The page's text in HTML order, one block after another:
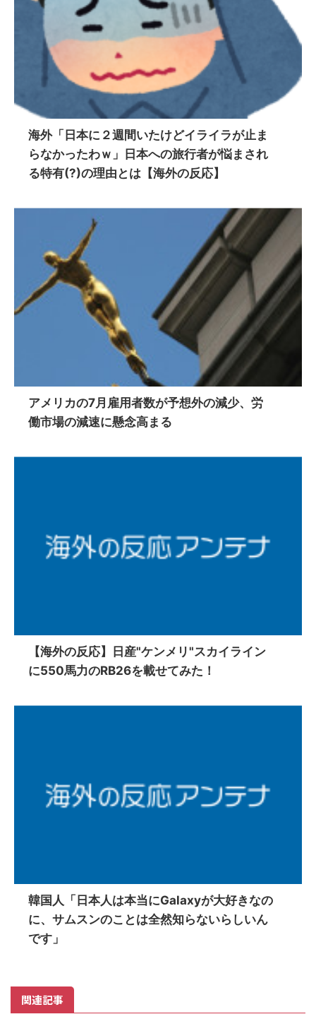
海外「日本に２週間いたけどイライラが止ま
らなかったわｗ」日本への旅行者が悩まされ
る特有(?)の理由とは【海外の反応】
アメリカの7月雇用者数が予想外の減少、労
働市場の減速に懸念高まる
【海外の反応】日産"ケンメリ"スカイライン
に550馬力のRB26を載せてみた！
韓国人「日本人は本当にGalaxyが大好きなの
に、サムスンのことは全然知らないらしいん
です」
関連記事